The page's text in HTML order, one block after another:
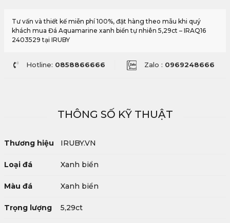
Tư vấn và thiết kế miễn phí 100%, đặt hàng theo mẫu khi quý
khách mua Đá Aquamarine xanh biển tự nhiên 5,29ct – IRAQ16
2403529 tại IRUBY
Hotline: 0858866666 Zalo : 0969248666
THÔNG SỐ KỸ THUẬT
Thương hiệu IRUBY.VN
Loại đá Xanh biển
Màu đá Xanh biển
Trọng lượng 5,29ct